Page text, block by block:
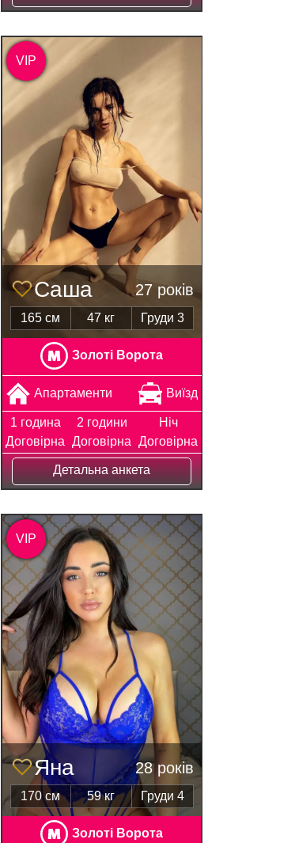
Саша 27 років
165 см 47 кг Груди 3
Золоті Ворота
Апартаменти Виїзд
1 година
Договірна
2 години
Договірна
Ніч
Договірна
Детальна анкета
VIP
Яна 28 років
170 см 59 кг Груди 4
Золоті Ворота
VIP